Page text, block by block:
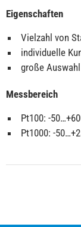
Eigenschaften
Vielzahl von
individuelle
große
Messbereich
Pt100: -
Pt1000: -